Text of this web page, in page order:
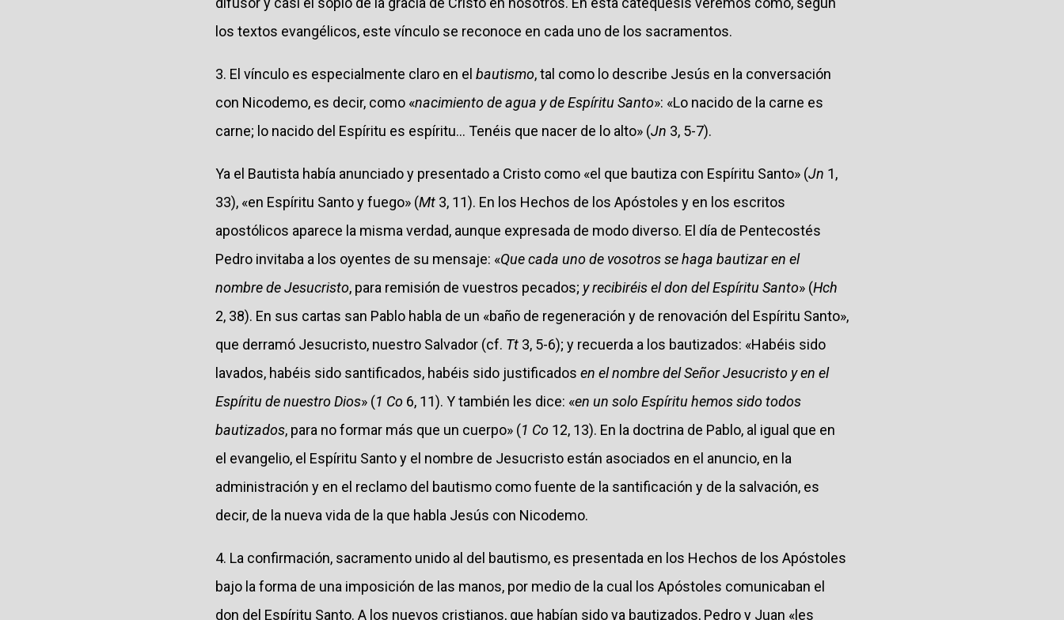
los textos evangélicos, este vínculo se reconoce en cada uno de los sacramentos.
3. El vínculo es especialmente claro en el bautismo, tal como lo describe Jesús en la conversación
con Nicodemo, es decir, como «nacimiento de agua y de Espíritu Santo»: «Lo nacido de la carne es
carne; lo nacido del Espíritu es espíritu... Tenéis que nacer de lo alto» (Jn 3, 5-7).
Ya el Bautista había anunciado y presentado a Cristo como «el que bautiza con Espíritu Santo» (Jn 1,
33), «en Espíritu Santo y fuego» (Mt 3, 11). En los Hechos de los Apóstoles y en los escritos
apostólicos aparece la misma verdad, aunque expresada de modo diverso. El día de Pentecostés
Pedro invitaba a los oyentes de su mensaje: «Que cada uno de vosotros se haga bautizar en el
nombre de Jesucristo, para remisión de vuestros pecados; y recibiréis el don del Espíritu Santo» (Hch
2, 38). En sus cartas san Pablo habla de un «baño de regeneración y de renovación del Espíritu Santo»,
que derramó Jesucristo, nuestro Salvador (cf. Tt 3, 5-6); y recuerda a los bautizados: «Habéis sido
lavados, habéis sido santificados, habéis sido justificados en el nombre del Señor Jesucristo y en el
Espíritu de nuestro Dios» (1 Co 6, 11). Y también les dice: «en un solo Espíritu hemos sido todos
bautizados, para no formar más que un cuerpo» (1 Co 12, 13). En la doctrina de Pablo, al igual que en
el evangelio, el Espíritu Santo y el nombre de Jesucristo están asociados en el anuncio, en la
administración y en el reclamo del bautismo como fuente de la santificación y de la salvación, es
decir, de la nueva vida de la que habla Jesús con Nicodemo.
4. La confirmación, sacramento unido al del bautismo, es presentada en los Hechos de los Apóstoles
bajo la forma de una imposición de las manos, por medio de la cual los Apóstoles comunicaban el
don del Espíritu Santo. A los nuevos cristianos, que habían sido ya bautizados, Pedro y Juan «les